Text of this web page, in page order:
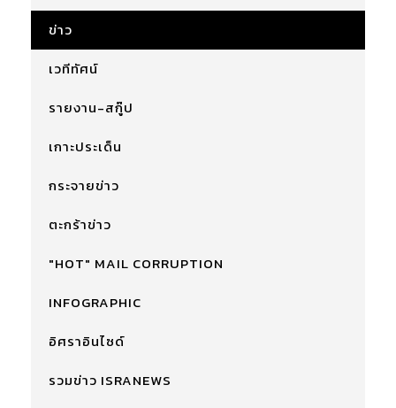
ข่าว
เวทีทัศน์
รายงาน-สกู๊ป
เกาะประเด็น
กระจายข่าว
ตะกร้าข่าว
"HOT" MAIL CORRUPTION
INFOGRAPHIC
อิศราอินไซด์
รวมข่าว ISRANEWS